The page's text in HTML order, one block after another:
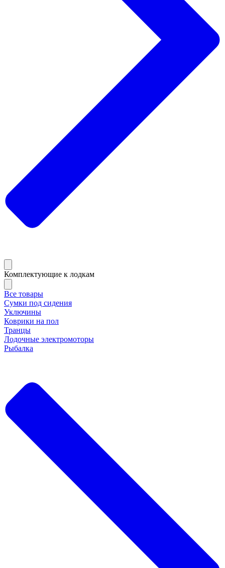
Комплектующие к лодкам
Все товары
Сумки под сидения
Уключины
Коврики на пол
Транцы
Лодочные электромоторы
Рыбалка